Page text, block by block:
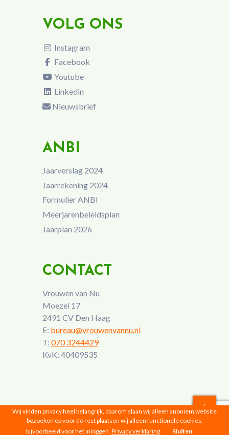
VOLG ONS
Instagram
Facebook
Youtube
Linkedin
Nieuwsbrief
ANBI
Jaarverslag 2024
Jaarrekening 2024
Formulier ANBI
Meerjarenbeleidsplan
Jaarplan 2026
CONTACT
Vrouwen van Nu
Moezel 17
2491 CV Den Haag
E: bureau@vrouwenvannu.nl
T: 070 3244429
KvK: 40409535
Vrouwen van Nu © 2026 |Privacyverklaring
Wij vinden privacy heel belangrijk, daarom slaan wij alleen anoniem website
bezoeken op voor de rest plaatsen wij alleen functionele cookies,
bijvoorbeeld voor het inloggen. Privacy verklaring Sluiten